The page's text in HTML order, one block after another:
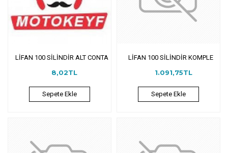
LİFAN 100 SİLİNDİR ALT CONTA
8,02TL
Sepete Ekle
LİFAN 100 SİLİNDİR KOMPLE
1.091,75TL
Sepete Ekle